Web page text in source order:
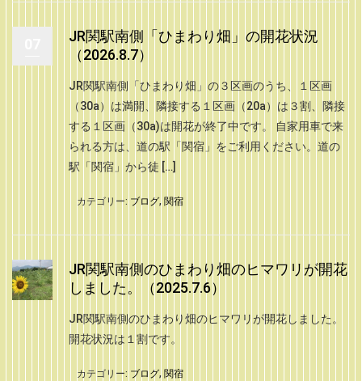
JR関駅南側「ひまわり畑」の開花状況
（2026.8.7）
JR関駅南側「ひまわり畑」の３区画のうち、１区画
（30a）は満開、隣接する１区画（20a）は３割、隣接
する１区画（30a)は開花が終了中です。 自家用車で来
られる方は、道の駅「関宿」をご利用ください。道の
駅「関宿」から徒 […]
カテゴリー: ブログ, 関宿
JR関駅南側のひまわり畑のヒマワリが開花
しました。（2025.7.6）
JR関駅南側のひまわり畑のヒマワリが開花しました。
開花状況は１割です。
カテゴリー: ブログ, 関宿